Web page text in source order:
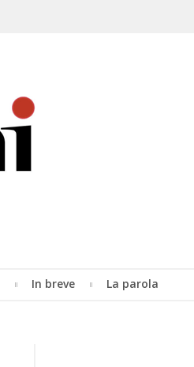
In breve La parola